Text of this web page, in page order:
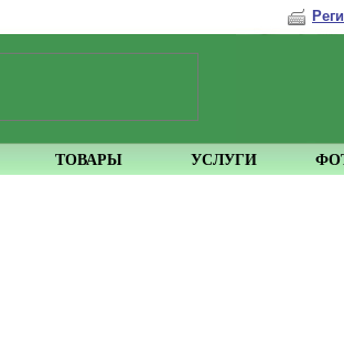
ТОВАРЫ УСЛУГИ